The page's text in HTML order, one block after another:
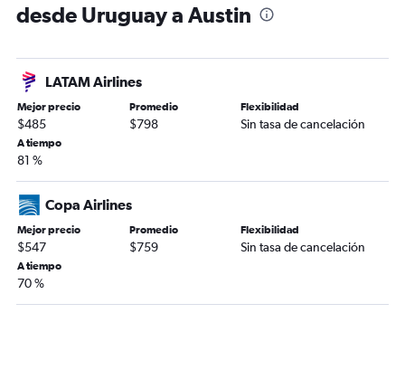
desde Uruguay a Austin
LATAM Airlines
Mejor precio
$485
Promedio
$798
Flexibilidad
Sin tasa de cancelación
A tiempo
81 %
Copa Airlines
Mejor precio
$547
Promedio
$759
Flexibilidad
Sin tasa de cancelación
A tiempo
70 %